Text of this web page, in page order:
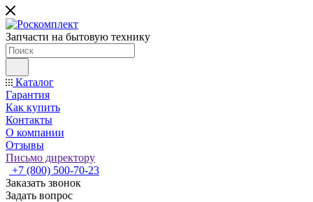
Запчасти на бытовую технику
Каталог
Гарантия
Как купить
Контакты
О компании
Отзывы
Письмо директору
+7 (800) 500-70-23
Заказать звонок
Задать вопрос